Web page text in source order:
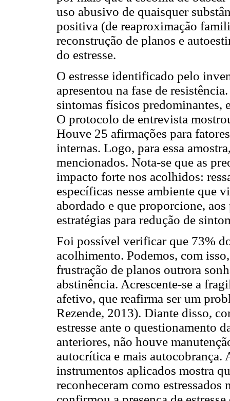
uso abusivo de quaisquer
positiva (de reaproximação
reconstrução de planos e
do estresse.
O estresse identificado pelo
apresentou na fase de
sintomas físicos
O protocolo de entrevista
Houve 25 afirmações para
internas. Logo, para essa
mencionados. Nota-se que as
impacto forte nos acolhidos:
específicas nesse ambiente que
abordado e que proporcione,
estratégias para redução de
Foi possível verificar que 73%
acolhimento. Podemos, com
frustração de planos outrora
abstinência. Acrescente-se a
afetivo, que reafirma ser um
Rezende, 2013). Diante disso,
estresse ante o questionamento
anteriores, não houve
autocrítica e mais autocobrança.
instrumentos aplicados mostra
reconheceram como